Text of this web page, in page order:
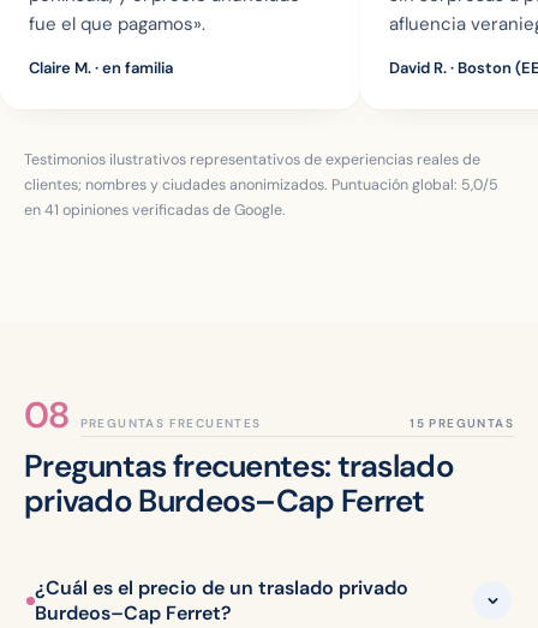
fue el que pagamos».
Claire M.· en familia
afluencia
David R.· Boston
Testimonios ilustrativos representativos de experiencias reales de
clientes; nombres y ciudades anonimizados. Puntuación global: 5,0/5
en41 opiniones verificadas de Google.
PREGUNTAS FRECUENTES
Preguntas frecuentes: traslado
privado Burdeos–Cap Ferret
¿Cuál es el precio de un traslado privado
Burdeos–Cap Ferret?